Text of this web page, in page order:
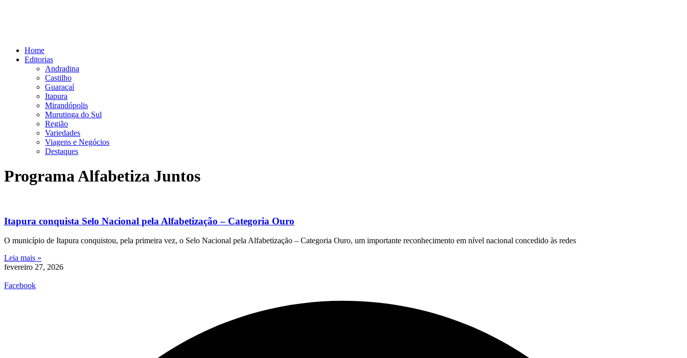
Home
Editorias
Andradina
Castilho
Guaraçaí
Itapura
Mirandópolis
Murutinga do Sul
Região
Variedades
Viagens e Negócios
Destaques
Programa Alfabetiza Juntos
Itapura conquista Selo Nacional pela Alfabetização – Categoria Ouro
O município de Itapura conquistou, pela primeira vez, o Selo Nacional pela Alfabetização – Categoria Ouro, um importante reconhecimento em nível nacional concedido às redes
Leia mais »
fevereiro 27, 2026
Facebook